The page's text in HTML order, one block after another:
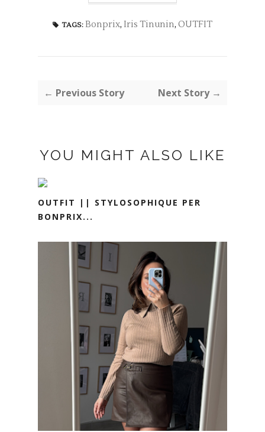
TAGS: Bonprix, Iris Tinunin, OUTFIT
← Previous Story Next Story →
YOU MIGHT ALSO LIKE
OUTFIT || STYLOSOPHIQUE PER
BONPRIX...